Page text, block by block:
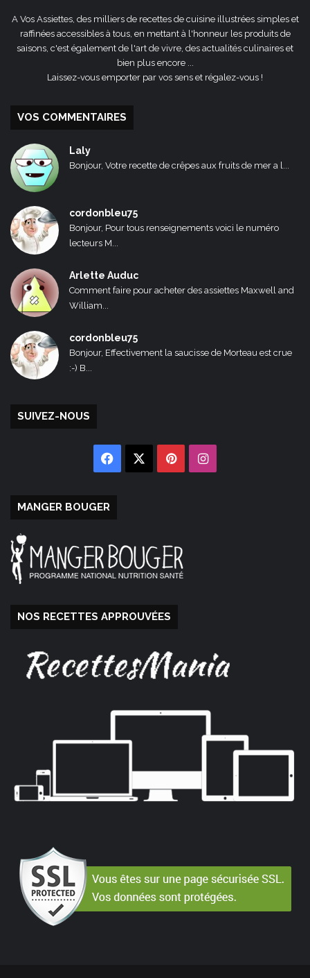
A Vos Assiettes, des milliers de recettes de cuisine illustrées simples et
raffinées accessibles à tous, en mettant à l'honneur les produits de
saisons, c'est également de l'art de vivre, des actualités culinaires et
bien plus encore ...
Laissez-vous emporter par vos sens et régalez-vous !
VOS COMMENTAIRES
Laly
Bonjour, Votre recette de crêpes aux fruits de mer a l...
cordonbleu75
Bonjour, Pour tous renseignements voici le numéro
lecteurs M...
Arlette Auduc
Comment faire pour acheter des assiettes Maxwell and
William...
cordonbleu75
Bonjour, Effectivement la saucisse de Morteau est crue
:-) B...
SUIVEZ-NOUS
Facebook PinterestInstagram
MANGER BOUGER
NOS RECETTES APPROUVÉES